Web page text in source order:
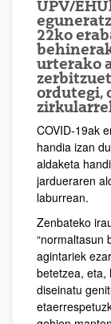
UPV/
22ko
urterako
ordutegi,
COVID-19ak
handia izan
aldaketa
jardueraren
laburrean.
Zenbateko
“normaltasun
agintariek
betetzea, eta,
diseinatu